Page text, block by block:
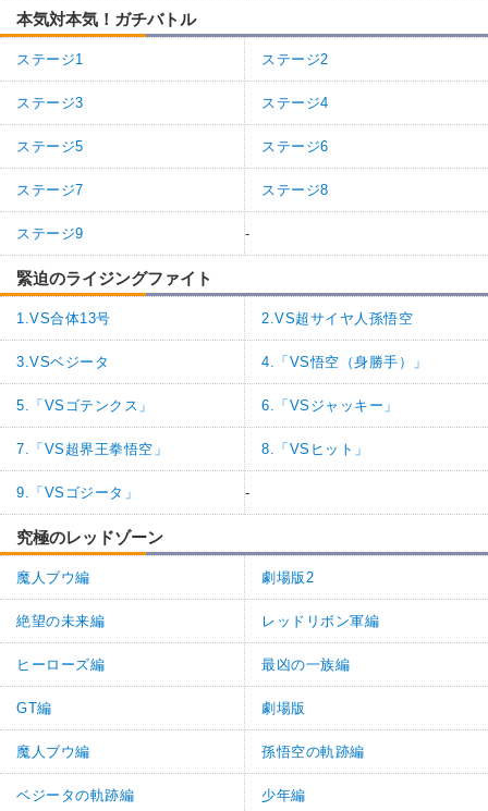
本気対本気！ガチバトル
ステージ1 ステージ2
ステージ3 ステージ4
ステージ5 ステージ6
ステージ7 ステージ8
ステージ9 -
緊迫のライジングファイト
1.VS合体13号 2.VS超サイヤ人孫悟空
3.VSベジータ 4.「VS悟空（身勝手）」
5.「VSゴテンクス」 6.「VSジャッキー」
7.「VS超界王拳悟空」 8.「VSヒット」
9.「VSゴジータ」 -
究極のレッドゾーン
魔人ブウ編 劇場版2
絶望の未来編 レッドリボン軍編
ヒーローズ編 最凶の一族編
GT編 劇場版
魔人ブウ編 孫悟空の軌跡編
ベジータの軌跡編 少年編